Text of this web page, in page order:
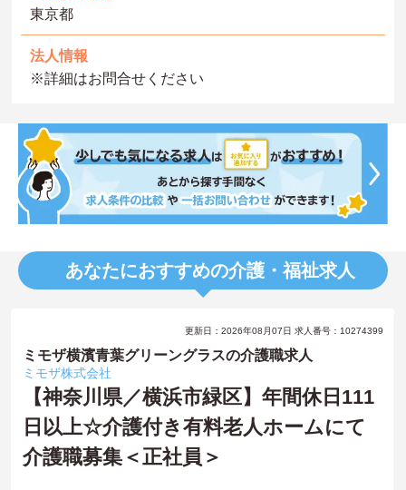
東京都
法人情報
※詳細はお問合せください
あなたにおすすめの介護・福祉求人
更新日：2026年08月07日 求人番号：10274399
ミモザ横濱青葉グリーングラスの介護職求人
ミモザ株式会社
【神奈川県／横浜市緑区】年間休日111
日以上☆介護付き有料老人ホームにて
介護職募集＜正社員＞